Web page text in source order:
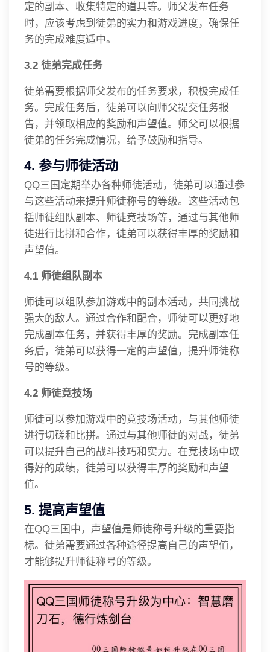
定的副本、收集特定的道具等。师父发布任务
时，应该考虑到徒弟的实力和游戏进度，确保任
务的完成难度适中。
3.2 徒弟完成任务
徒弟需要根据师父发布的任务要求，积极完成任
务。完成任务后，徒弟可以向师父提交任务报
告，并领取相应的奖励和声望值。师父可以根据
徒弟的任务完成情况，给予鼓励和指导。
4. 参与师徒活动
QQ三国定期举办各种师徒活动，徒弟可以通过参
与这些活动来提升师徒称号的等级。这些活动包
括师徒组队副本、师徒竞技场等，通过与其他师
徒进行比拼和合作，徒弟可以获得丰厚的奖励和
声望值。
4.1 师徒组队副本
师徒可以组队参加游戏中的副本活动，共同挑战
强大的敌人。通过合作和配合，师徒可以更好地
完成副本任务，并获得丰厚的奖励。完成副本任
务后，徒弟可以获得一定的声望值，提升师徒称
号的等级。
4.2 师徒竞技场
师徒可以参加游戏中的竞技场活动，与其他师徒
进行切磋和比拼。通过与其他师徒的对战，徒弟
可以提升自己的战斗技巧和实力。在竞技场中取
得好的成绩，徒弟可以获得丰厚的奖励和声望
值。
5. 提高声望值
在QQ三国中，声望值是师徒称号升级的重要指
标。徒弟需要通过各种途径提高自己的声望值，
才能够提升师徒称号的等级。